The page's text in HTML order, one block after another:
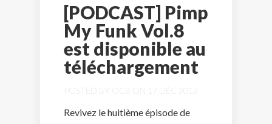
[PODCAST] Pimp
My Funk Vol.8
est disponible au
téléchargement
POSTED BY OCB
Revivez le huitième épisode de